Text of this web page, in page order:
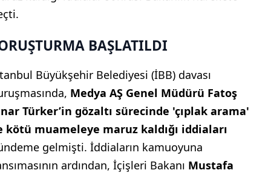
BAŞLATILDI
Büyükşehir Belediyesi (İBB) davası
Medya AŞ Genel Müdürü Fatoş
Türker’in gözaltı sürecinde 'çıplak arama'
kötü muameleye maruz kaldığı iddiaları
gelmişti. İddiaların kamuoyuna
ardından, İçişleri Bakanı Mustafa